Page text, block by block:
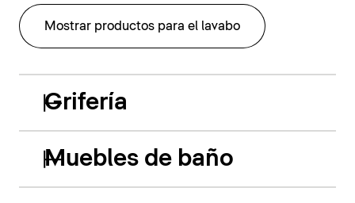
Mostrar productos para el lavabo
Grifería
Muebles de baño